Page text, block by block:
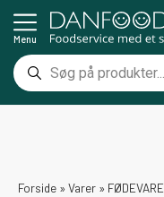
Menu
Forside » Varer » FØDEVARE